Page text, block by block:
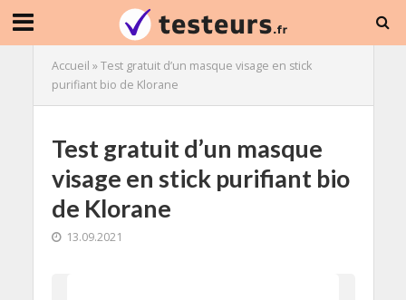
Accueil »Test gratuit d’un masque visage en stick
purifiant bio de Klorane
Test gratuit d’un masque
visage en stick purifiant bio
de Klorane
13.09.2021